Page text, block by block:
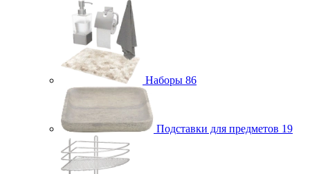
Наборы 86
Подставки для предметов 19